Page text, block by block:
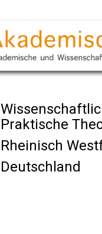
Praktische
Rheinisch
Deutschland